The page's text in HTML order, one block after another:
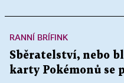
RANNÍ BRÍFINK
Sběratelství, nebo
karty Pokémonů